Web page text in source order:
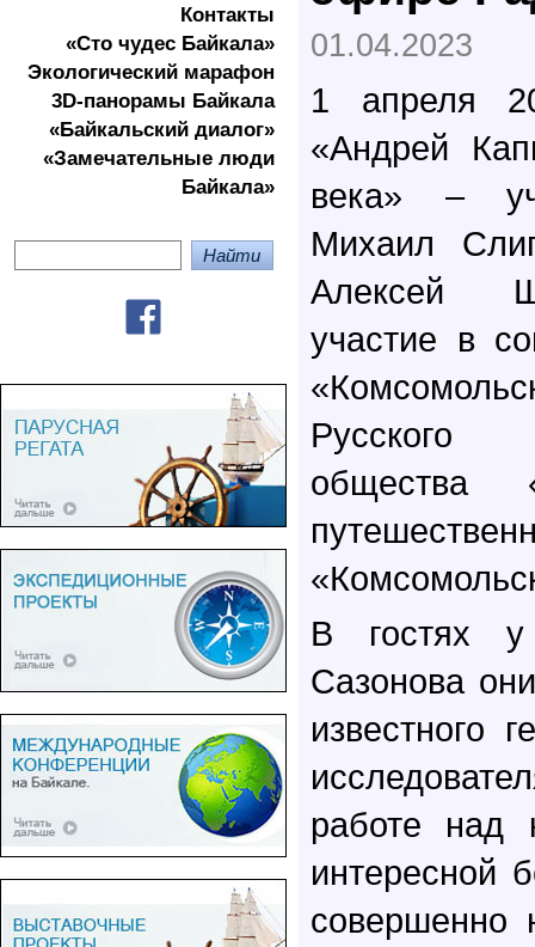
Контакты
«Сто чудес Байкала»
Экологичеcкий марафон
3D-панорамы Байкала
«Байкальский диалог»
«Замечательные люди
Байкала»
01.04.2023
1 апреля
«Андрей
века» –
Михаил
Алексей
участие в
Русского
общества
В гостях у
Сазонова
известного
работе над
интересной
совершенно